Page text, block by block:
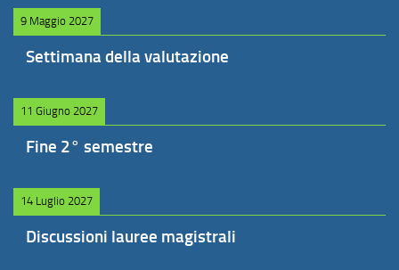
9 Maggio 2027
Settimana della valutazione
11 Giugno 2027
Fine 2° semestre
14 Luglio 2027
Discussioni lauree magistrali